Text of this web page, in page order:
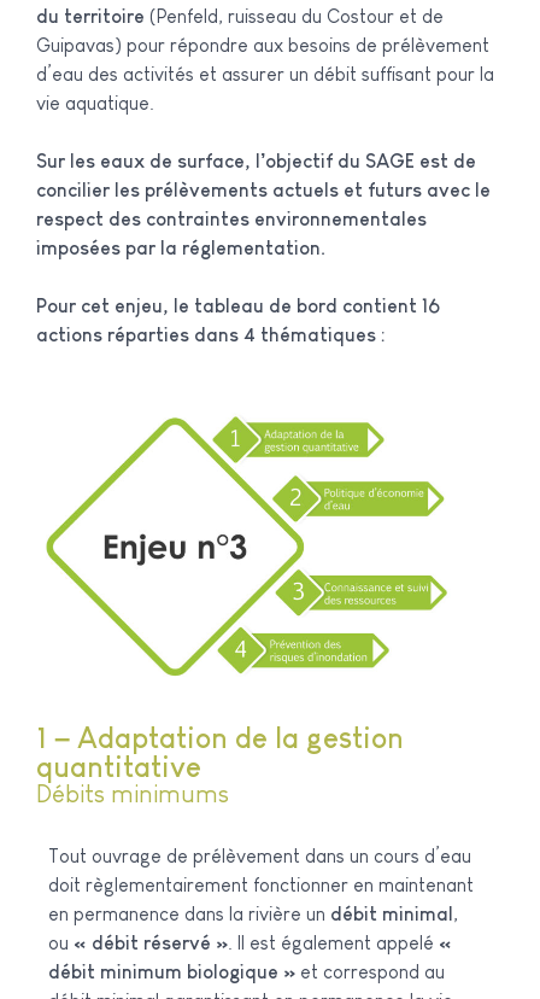
du territoire (Penfeld, ruisseau du Costour et de
Guipavas) pour répondre aux besoins de prélèvement
d’eau des activités et assurer un débit suffisant pour la
vie aquatique.
Sur les eaux de surface, l’objectif du SAGE est de
concilier les prélèvements actuels et futurs avec le
respect des contraintes environnementales
imposées par la réglementation.
Pour cet enjeu, le tableau de bord contient 16
actions réparties dans 4 thématiques :
1 – Adaptation de la gestion
quantitative
Débits minimums
Tout ouvrage de prélèvement dans un cours d’eau
doit règlementairement fonctionner en maintenant
en permanence dans la rivière un débit minimal ,
ou « débit réservé » . Il est également appelé «
débit minimum biologique » et correspond au